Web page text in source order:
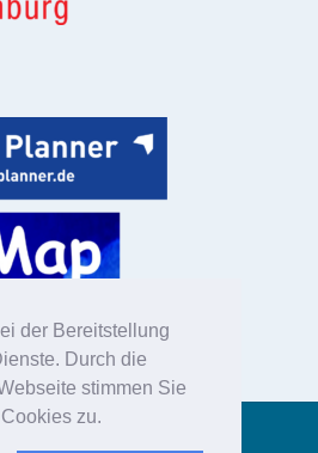
der Bereitstellung
Durch die
stimmen Sie
zu.